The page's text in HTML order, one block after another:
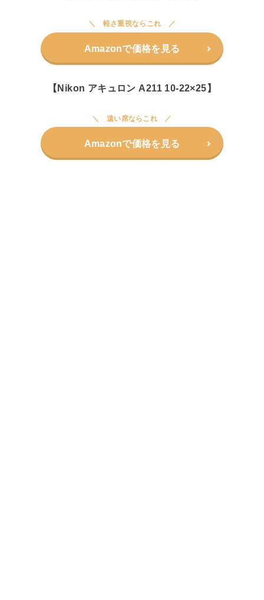
軽さ重視ならこれ
Amazonで価格を見る
【Nikon アキュロン A211 10-22×25】
遠い席ならこれ
Amazonで価格を見る